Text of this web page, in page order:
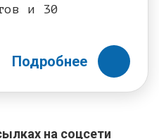
и 30
Подробнее
на соцсети